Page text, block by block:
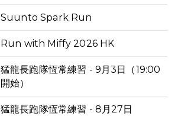
Suunto Spark Run
Run with Miffy 2026 HK
猛龍長跑隊恆常練習 - 9月3日（19:00
開始）
猛龍長跑隊恆常練習 - 8月27日